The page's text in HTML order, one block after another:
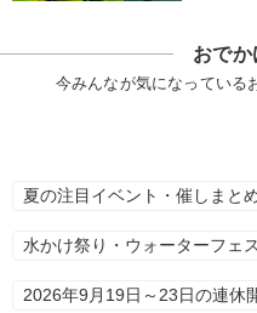
おでか
今みんなが気になっている
夏の注目イベント・催しまと
水かけ祭り・ウォーターフェス
2026年9月19日～23日の連休